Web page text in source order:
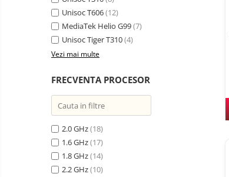
Unisoc T606(12)
MediaTek Helio G99(7)
Unisoc Tiger T310(4)
Vezi mai multe
FRECVENTA PROCESOR
2.0 GHz(18)
1.6 GHz(17)
1.8 GHz(14)
2.2 GHz(10)